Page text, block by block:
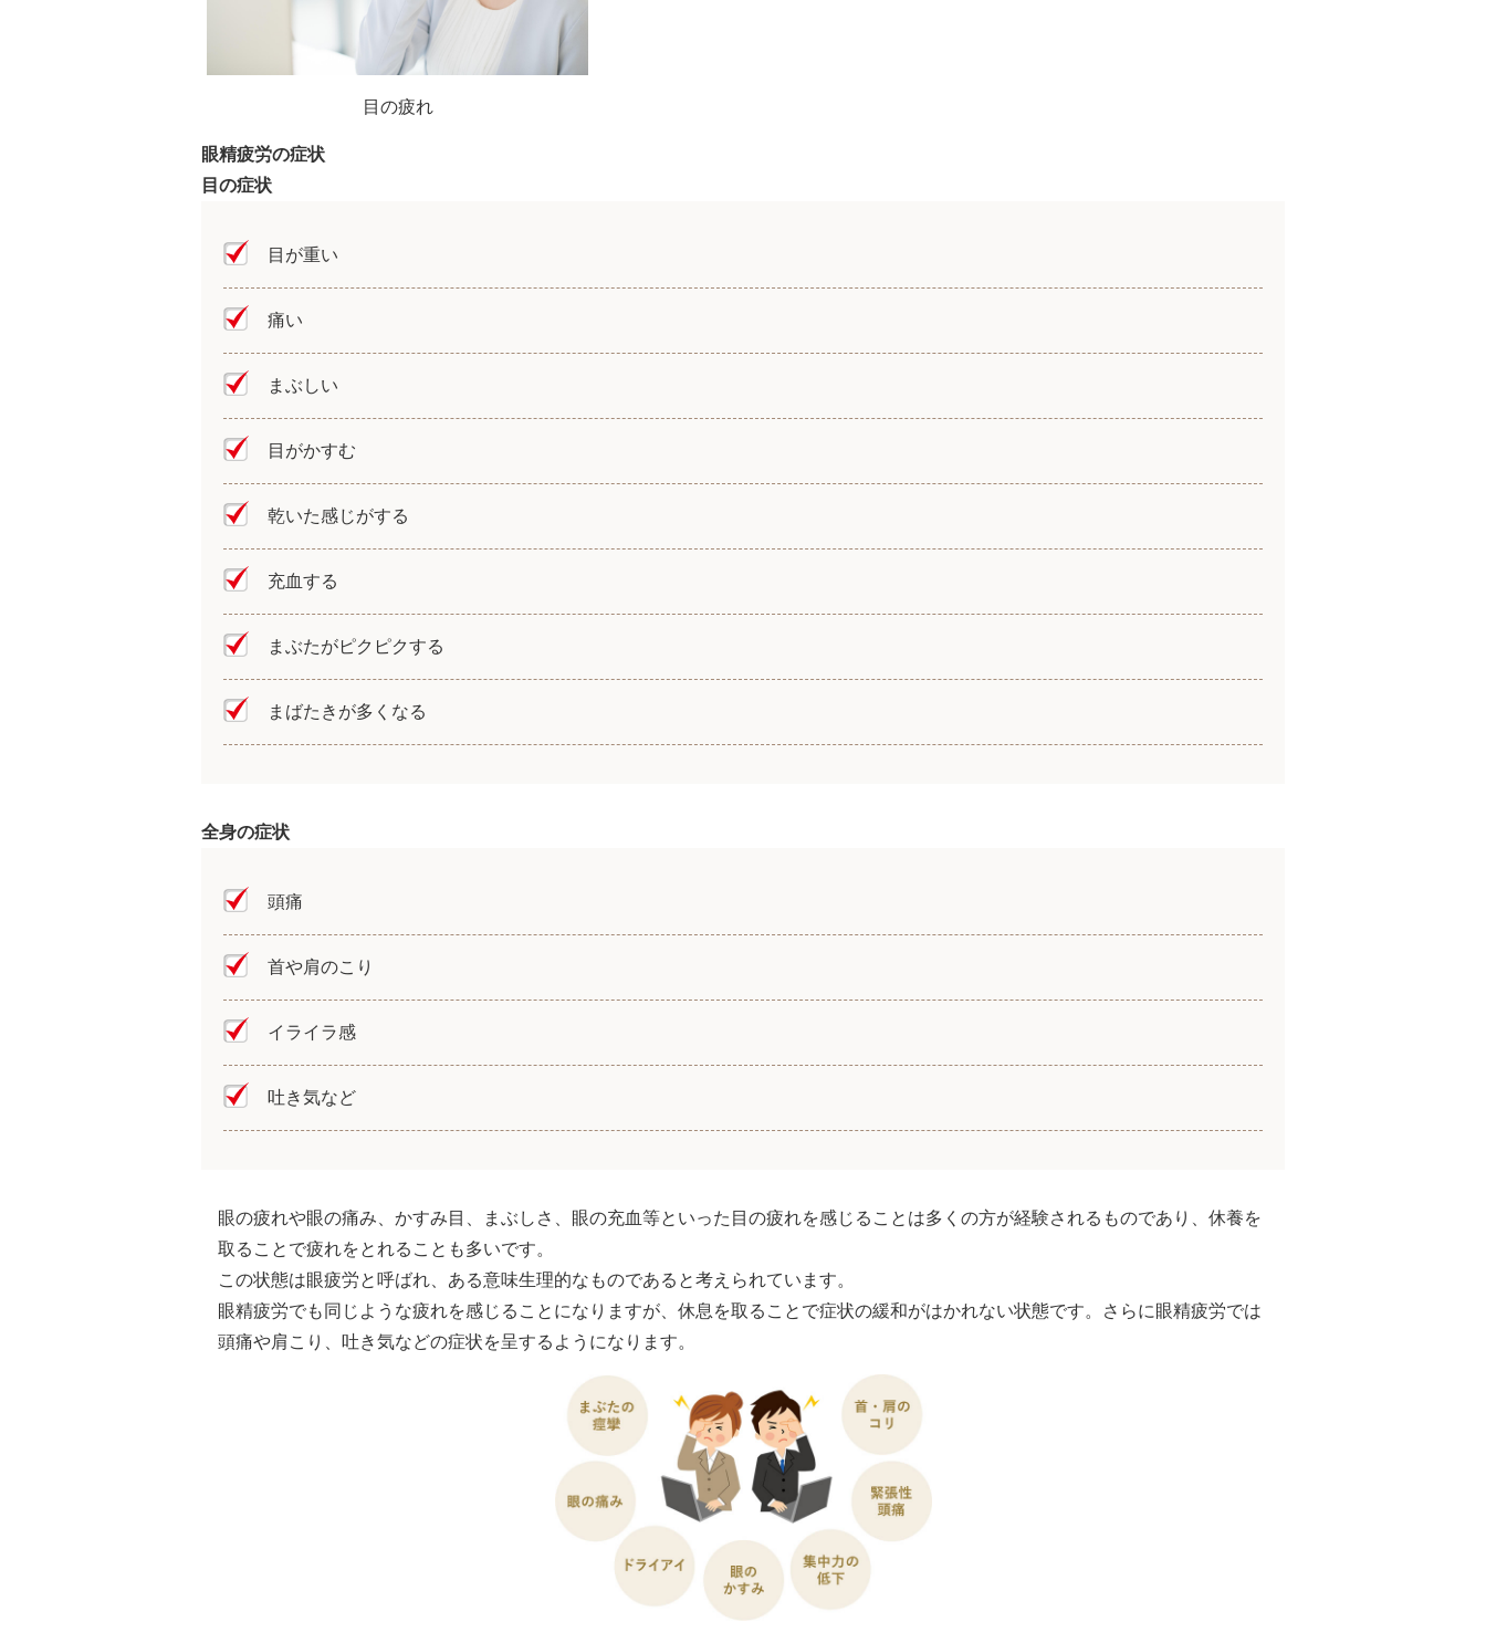
目の疲れ
眼精疲労の症状
目の症状
目が重い
痛い
まぶしい
目がかすむ
乾いた感じがする
充血する
まぶたがピクピクする
まばたきが多くなる
全身の症状
頭痛
首や肩のこり
イライラ感
吐き気など
眼の疲れや眼の痛み、かすみ目、まぶしさ、眼の充血等といった目の疲れを感じることは多くの方が経験されるものであり、休養を
取ることで疲れをとれることも多いです。
この状態は眼疲労と呼ばれ、ある意味生理的なものであると考えられています。
眼精疲労でも同じような疲れを感じることになりますが、休息を取ることで症状の緩和がはかれない状態です。さらに眼精疲労では
頭痛や肩こり、吐き気などの症状を呈するようになります。